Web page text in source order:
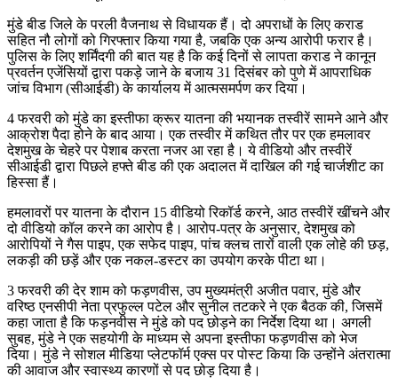
मुंडे बीड जिले के परली वैजनाथ से विधायक हैं। दो अपराधों के लिए कराड
सहित नौ लोगों को गिरफ्तार किया गया है, जबकि एक अन्य आरोपी फरार है।
पुलिस के लिए शर्मिंदगी की बात यह है कि कई दिनों से लापता कराड ने कानून
प्रवर्तन एजेंसियों द्वारा पकड़े जाने के बजाय 31 दिसंबर को पुणे में आपराधिक
जांच विभाग (सीआईडी) के कार्यालय में आत्मसमर्पण कर दिया।
4 फरवरी को मुंडे का इस्तीफा क्रूर यातना की भयानक तस्वीरें सामने आने और
आक्रोश पैदा होने के बाद आया। एक तस्वीर में कथित तौर पर एक हमलावर
देशमुख के चेहरे पर पेशाब करता नजर आ रहा है। ये वीडियो और तस्वीरें
सीआईडी ​​द्वारा पिछले हफ्ते बीड की एक अदालत में दाखिल की गई चार्जशीट का
हिस्सा हैं।
हमलावरों पर यातना के दौरान 15 वीडियो रिकॉर्ड करने, आठ तस्वीरें खींचने और
दो वीडियो कॉल करने का आरोप है। आरोप-पत्र के अनुसार, देशमुख को
आरोपियों ने गैस पाइप, एक सफेद पाइप, पांच क्लच तारों वाली एक लोहे की छड़,
लकड़ी की छड़ें और एक नकल-डस्टर का उपयोग करके पीटा था।
3 फरवरी की देर शाम को फड़णवीस, उप मुख्यमंत्री अजीत पवार, मुंडे और
वरिष्ठ एनसीपी नेता प्रफुल्ल पटेल और सुनील तटकरे ने एक बैठक की, जिसमें
कहा जाता है कि फड़नवीस ने मुंडे को पद छोड़ने का निर्देश दिया था। अगली
सुबह, मुंडे ने एक सहयोगी के माध्यम से अपना इस्तीफा फड़णवीस को भेज
दिया। मुंडे ने सोशल मीडिया प्लेटफॉर्म एक्स पर पोस्ट किया कि उन्होंने अंतरात्मा
की आवाज और स्वास्थ्य कारणों से पद छोड़ दिया है।